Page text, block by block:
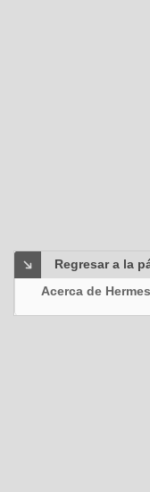
Regresar a la
Acerca de